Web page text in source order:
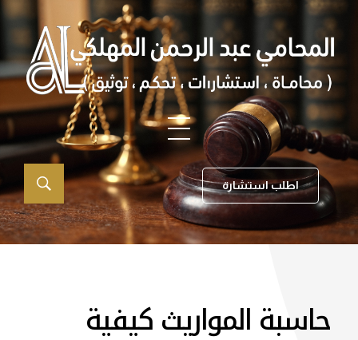
اطلب استشارة
حاسبة المواريث كيفية